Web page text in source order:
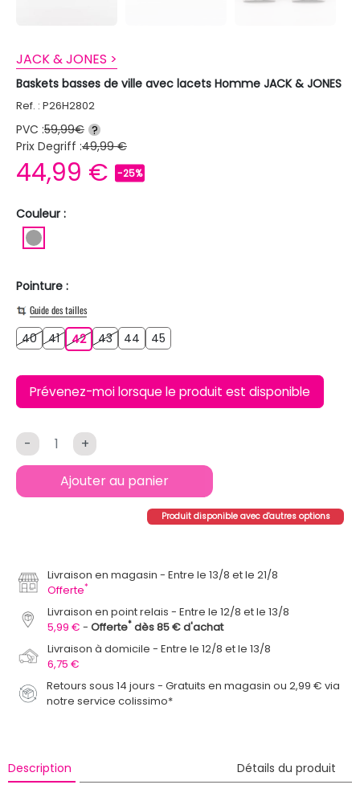
JACK & JONES >
Baskets basses de ville avec lacets Homme JACK & JONES
Ref. : P26H2802
PVC :59,99€ ?
Prix Degriff :49,99 €
44,99 € -25%
Couleur :
Pointure :
Guide des tailles
40404141 4242434344 4445
Prévenez-moi lorsque le produit est disponible
- +
Ajouter au panier
Produit disponible avec d'autres options
Livraison en magasin
Entre le 13/8 et le 21/8
Offerte*
Livraison en point relais
Entre le 12/8 et le 13/8
5,99 €
Offerte* dès 85 € d'achat
Livraison à domicile
Entre le 12/8 et le 13/8
6,75 €
Retours sous 14 jours - Gratuits en magasin ou 2,99 € via
notre service colissimo*
Description Détails du produit